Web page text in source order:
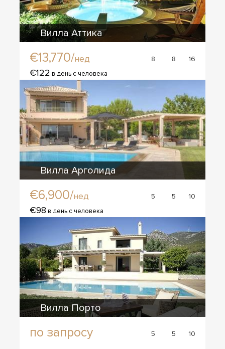
Вилла Аттика
€13,770/нед 8 8 16
€122 в день с человека
Вилла Арголида
€6,900/нед 5 5 10
€98 в день с человека
Вилла Порто
по запросу 5 5 10